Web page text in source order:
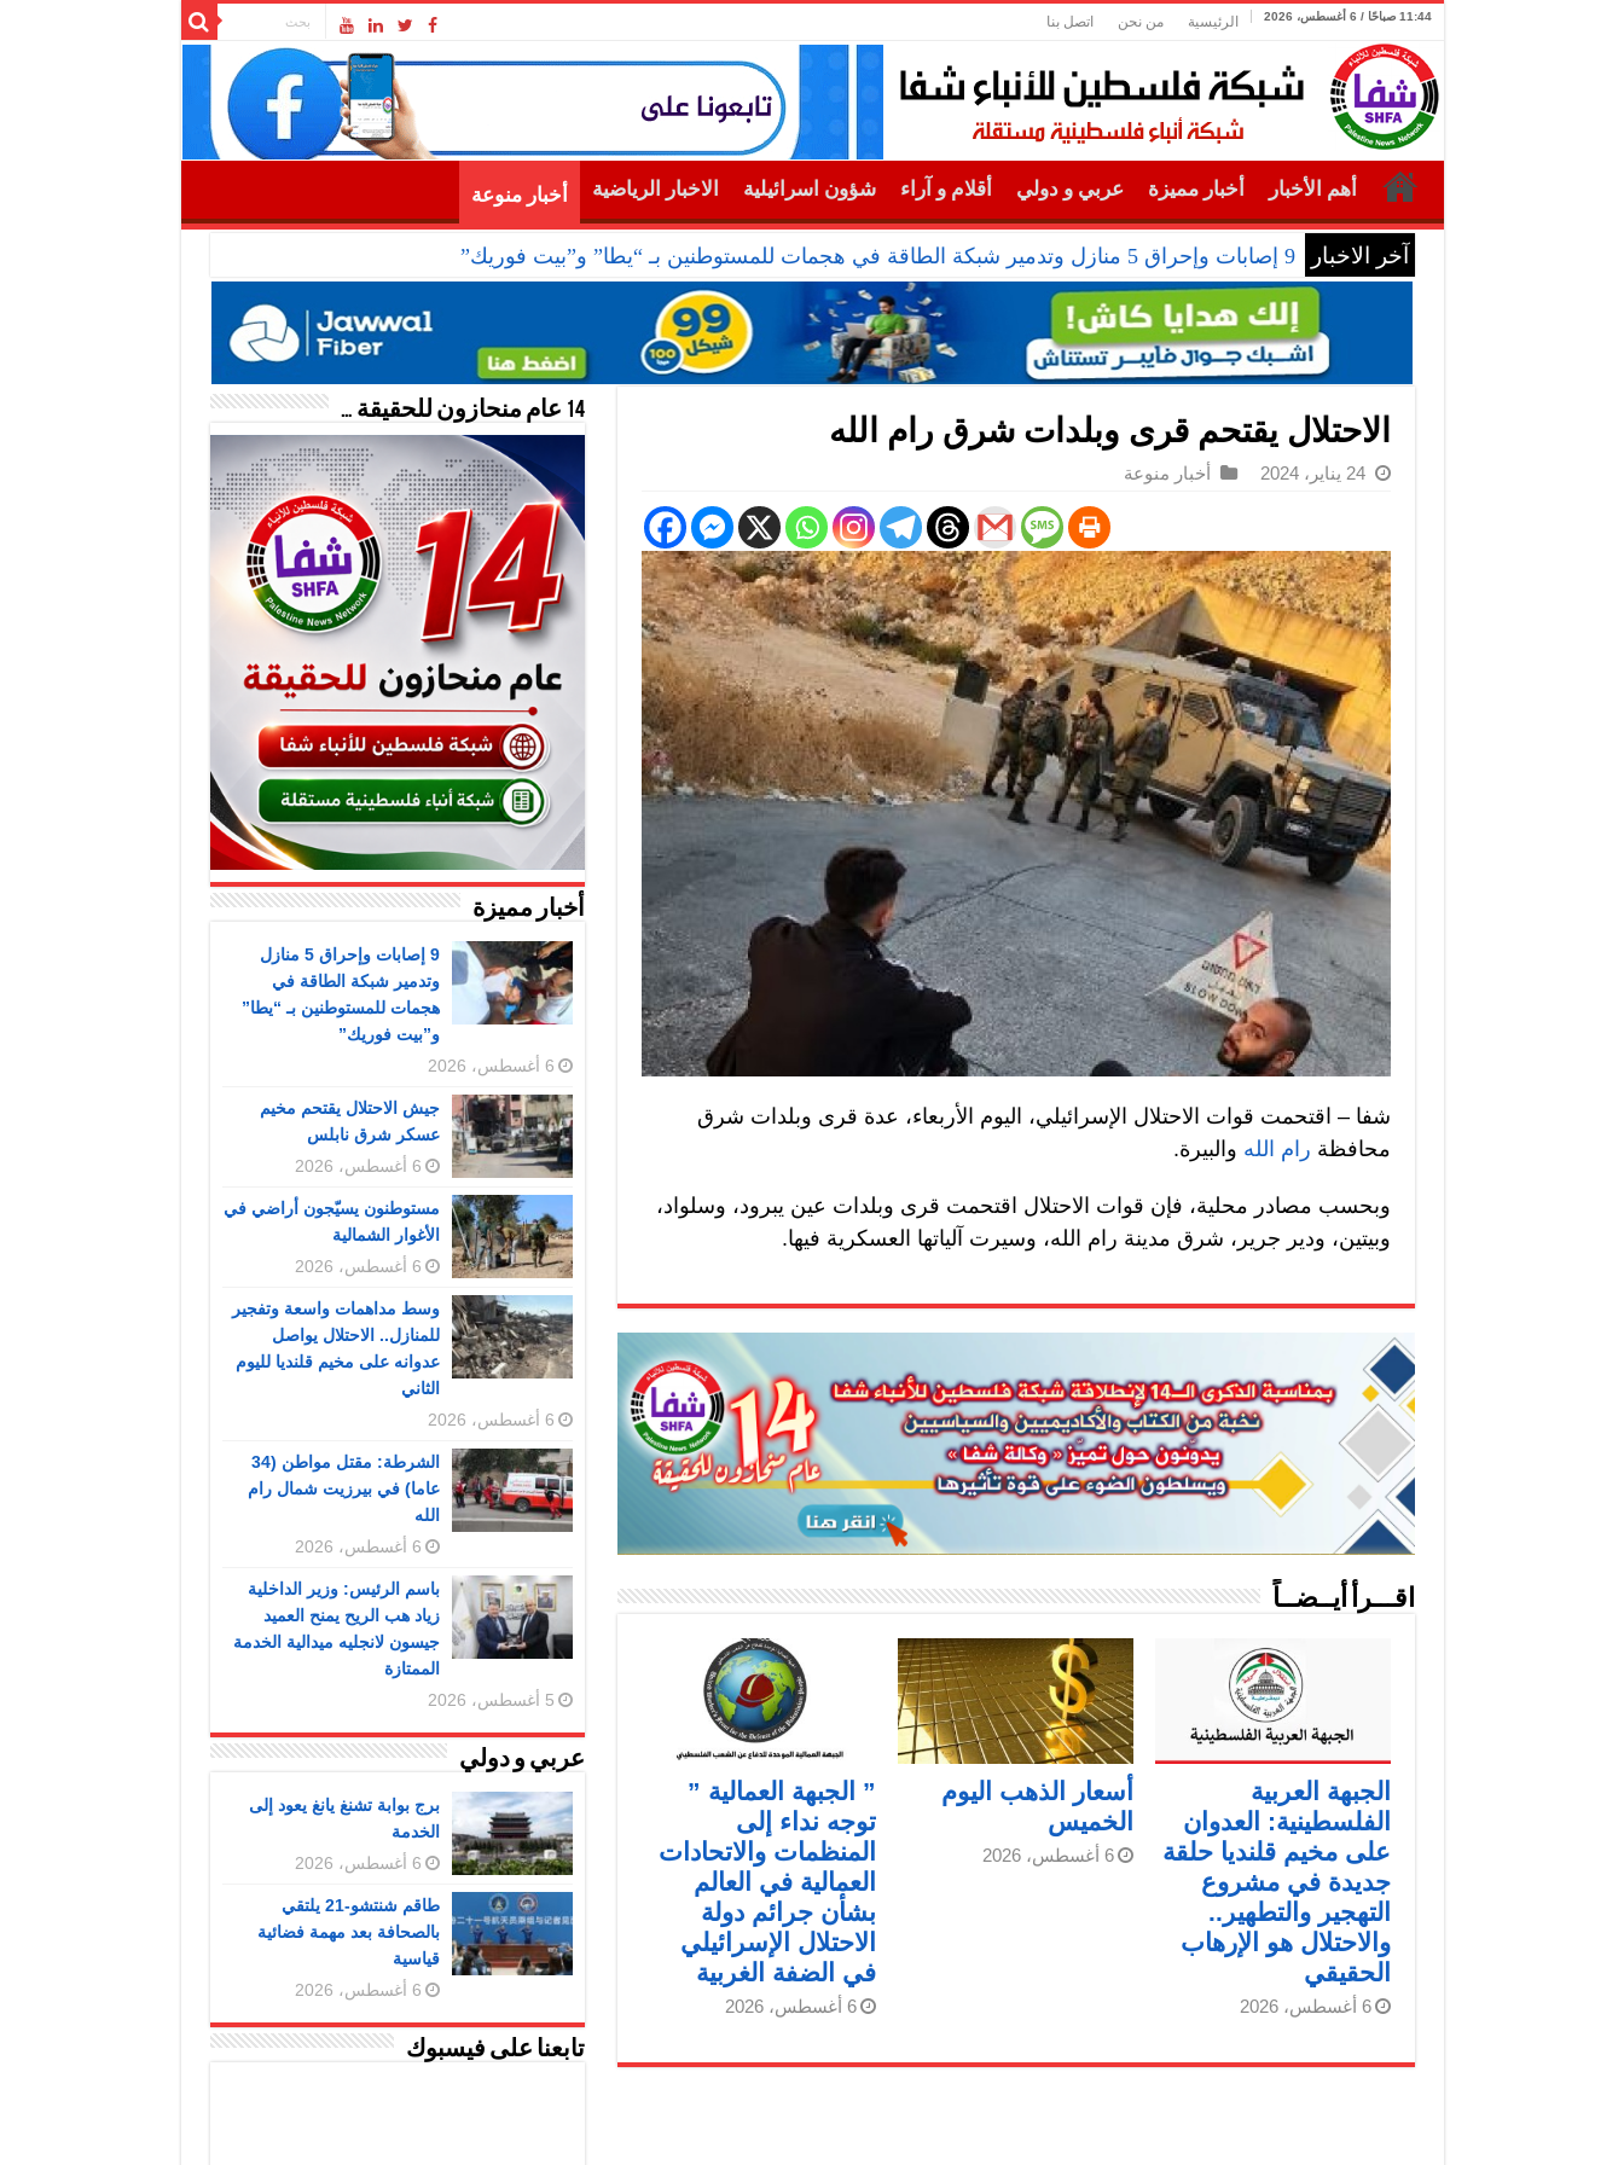
11:44 صباحًا / 6 أغسطس، 2026 الرئيسية من نحن اتصل بنا
أهم الأخبار أخبار مميزة عربي و دولي أقلام و آراء شؤون اسرائيلية الاخبار الرياضية أخبار منوعة
آخر الاخبار برج بوابة
الاحتلال يقتحم قرى وبلدات شرق رام الله
24 يناير، 2024 أخبار منوعة
شفا – اقتحمت قوات الاحتلال الإسرائيلي، اليوم الأربعاء، عدة قرى وبلدات شرق
محافظة رام الله والبيرة.
وبحسب مصادر محلية، فإن قوات الاحتلال اقتحمت قرى وبلدات عين يبرود، وسلواد،
وبيتين، ودير جرير، شرق مدينة رام الله، وسيرت آلياتها العسكرية فيها.
اقـــرأ أيــضــاً
الجبهة العربية
الفلسطينية: العدوان
على مخيم قلنديا حلقة
جديدة في مشروع
التهجير والتطهير..
والاحتلال هو الإرهاب
الحقيقي
6 أغسطس، 2026
أسعار الذهب اليوم
الخميس
6 أغسطس، 2026
” الجبهة العمالية ”
توجه نداء إلى
المنظمات والاتحادات
العمالية في العالم
بشأن جرائم دولة
الاحتلال الإسرائيلي
في الضفة الغربية
6 أغسطس، 2026
14 عام منحازون للحقيقة …
أخبار مميزة
9 إصابات وإحراق 5 منازل
وتدمير شبكة الطاقة في
هجمات للمستوطنين بـ “يطا”
و”بيت فوريك”
6 أغسطس، 2026
جيش الاحتلال يقتحم مخيم
عسكر شرق نابلس
6 أغسطس، 2026
مستوطنون يسيّجون أراضي في
الأغوار الشمالية
6 أغسطس، 2026
وسط مداهمات واسعة وتفجير
للمنازل.. الاحتلال يواصل
عدوانه على مخيم قلنديا لليوم
الثاني
6 أغسطس، 2026
الشرطة: مقتل مواطن (34
عاما) في بيرزيت شمال رام
الله
6 أغسطس، 2026
باسم الرئيس: وزير الداخلية
زياد هب الريح يمنح العميد
جيسون لانجليه ميدالية الخدمة
الممتازة
5 أغسطس، 2026
عربي و دولي
برج بوابة تشنغ يانغ يعود إلى
الخدمة
6 أغسطس، 2026
طاقم شنتشو-21 يلتقي
بالصحافة بعد مهمة فضائية
قياسية
6 أغسطس، 2026
تابعنا على فيسبوك